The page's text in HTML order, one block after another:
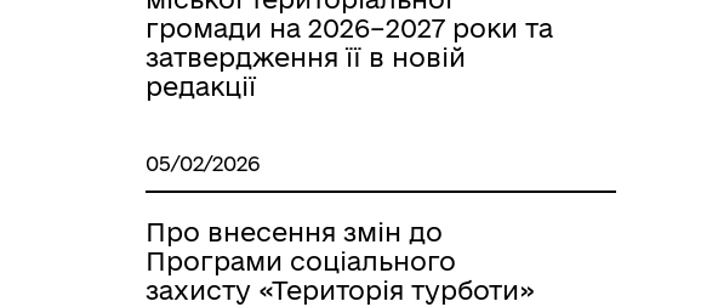
громади на 2026–2027 роки та
затвердження її в новій
редакції
05/02/2026
Про внесення змін до
Програми соціального
захисту «Територія турботи»